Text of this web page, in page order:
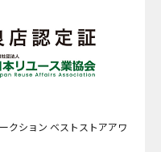
クション ベストストアアワ